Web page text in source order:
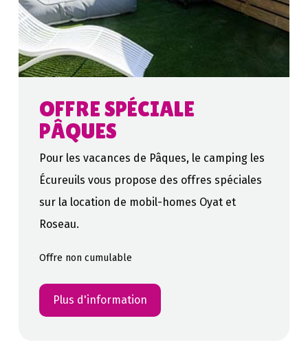
OFFRE SPÉCIALE
PÂQUES
Pour les vacances de Pâques, le camping les
Écureuils vous propose des offres spéciales
sur la location de mobil-homes Oyat et
Roseau.
Offre non cumulable
Plus d'information